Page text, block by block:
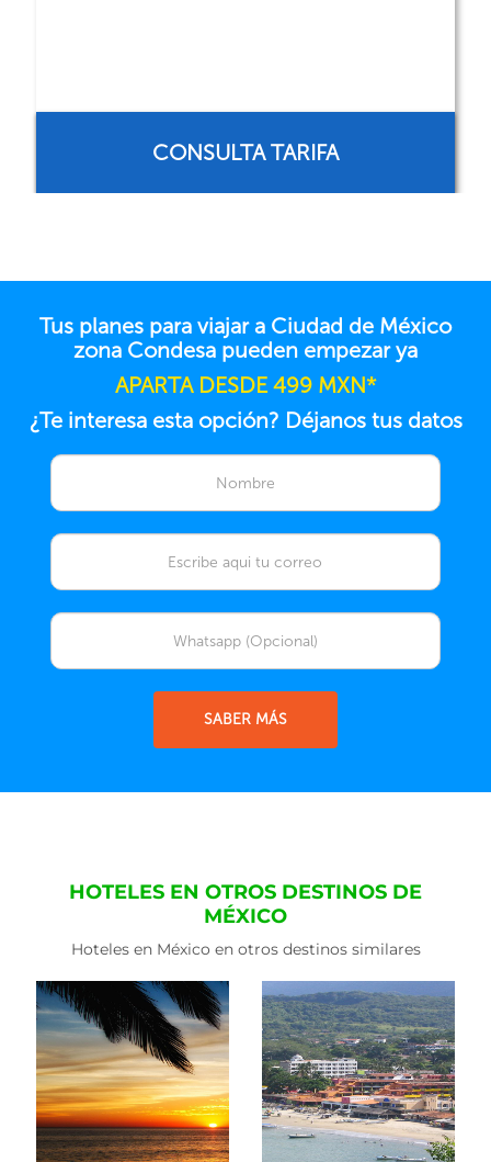
CONSULTA TARIFA
Tus planes para viajar a Ciudad de México
zona Condesa pueden empezar ya
APARTA DESDE 499 MXN*
¿Te interesa esta opción? Déjanos tus datos
SABER MÁS
HOTELES EN OTROS DESTINOS DE
MÉXICO
Hoteles en México en otros destinos similares